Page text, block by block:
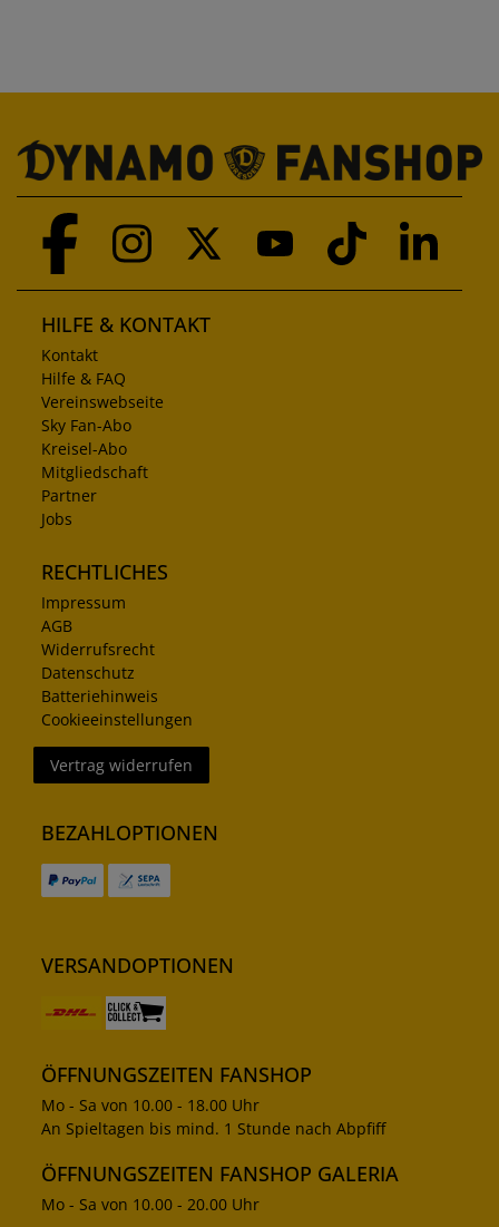
HILFE & KONTAKT
Kontakt
Hilfe & FAQ
Vereinswebseite
Sky Fan-Abo
Kreisel-Abo
Mitgliedschaft
Partner
Jobs
RECHTLICHES
Impressum
AGB
Widerrufsrecht
Datenschutz
Batteriehinweis
Cookieeinstellungen
Vertrag widerrufen
BEZAHLOPTIONEN
VERSANDOPTIONEN
ÖFFNUNGSZEITEN FANSHOP
Mo - Sa von 10.00 - 18.00 Uhr
An Spieltagen bis mind. 1 Stunde nach Abpfiff
ÖFFNUNGSZEITEN FANSHOP GALERIA
Mo - Sa von 10.00 - 20.00 Uhr